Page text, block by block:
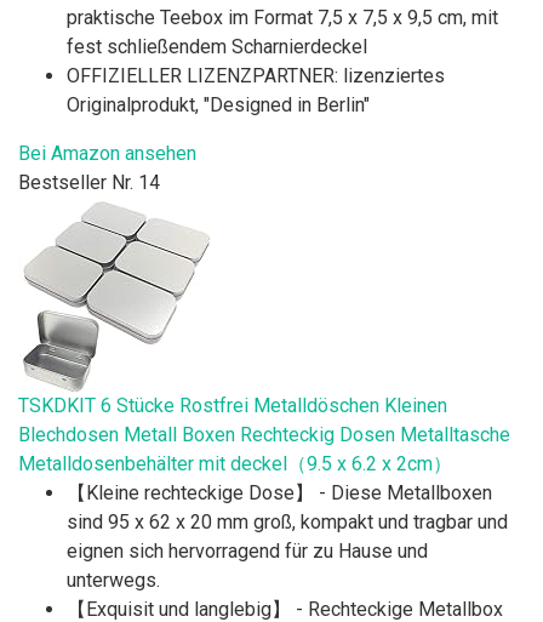
praktische Teebox im Format 7,5 x 7,5 x 9,5 cm, mit
fest schließendem Scharnierdeckel
OFFIZIELLER LIZENZPARTNER: lizenziertes
Originalprodukt, "Designed in Berlin"
Bei Amazon ansehen
Bestseller Nr. 14
TSKDKIT 6 Stücke Rostfrei Metalldöschen Kleinen
Blechdosen Metall Boxen Rechteckig Dosen Metalltasche
Metalldosenbehälter mit deckel（9.5 x 6.2 x 2cm）
【Kleine rechteckige Dose】 - Diese Metallboxen
sind 95 x 62 x 20 mm groß, kompakt und tragbar und
eignen sich hervorragend für zu Hause und
unterwegs.
【Exquisit und langlebig】 - Rechteckige Metallbox